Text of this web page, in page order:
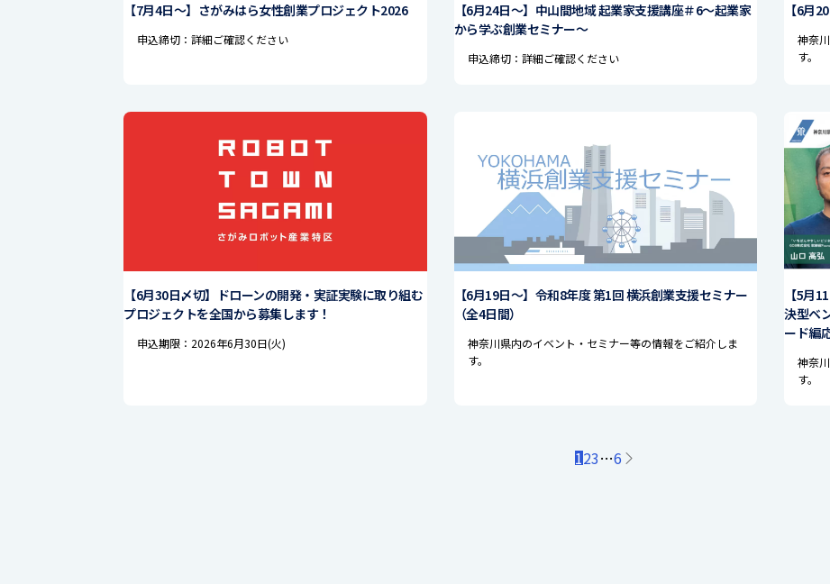
【7月4日〜】さがみはら女性創業プロジェクト2026
申込締切：詳細ご確認ください
【6月24日〜】中山間地域 起業家支援講座＃6〜起業家
から学ぶ創業セミナー〜
申込締切：詳細ご確認ください
【6月
神奈
す。
【6月30日〆切】ドローンの開発・実証実験に取り組む
プロジェクトを全国から募集します！
申込期限：2026年6月30日(火)
【6月19日〜】令和8年度 第1回 横浜創業支援セミナー
（全4日間）
神奈川県内のイベント・セミナー等の情報をご紹介しま
す。
【5月
決型ベ
ード編
神奈
す。
123…6 